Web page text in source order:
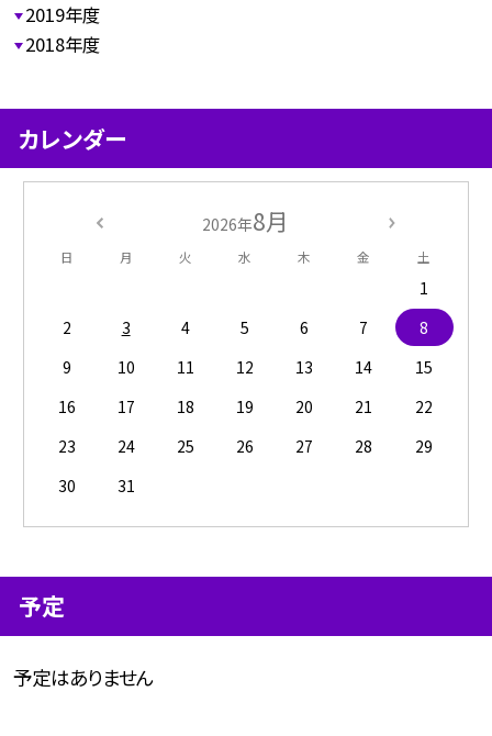
2019年度
2018年度
カレンダー
2026年8月
日 月 火 水 木 金 土
1
2
3 4 5 6 7
8
9
10 11 12 13 14
15
16
17 18 19 20 21
22
23
24 25 26 27 28
29
30
31
予定
予定はありません